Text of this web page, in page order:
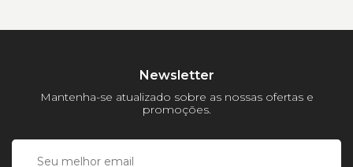
Newsletter
Mantenha-se atualizado sobre as nossas ofertas e
promoções.